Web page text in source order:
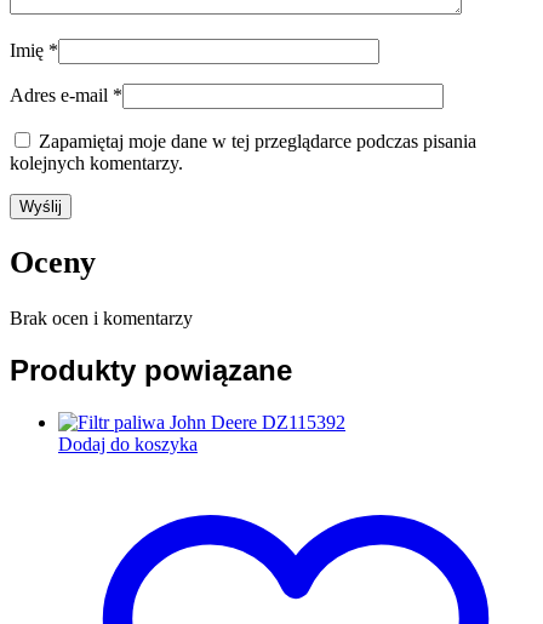
Imię *
Adres e-mail *
Zapamiętaj moje dane w tej przeglądarce podczas pisania
kolejnych komentarzy.
Oceny
Brak ocen i komentarzy
Produkty powiązane
Dodaj do koszyka